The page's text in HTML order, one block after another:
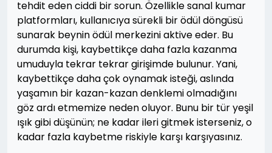
tehdit eden ciddi bir sorun. Özellikle sanal kumar
platformları, kullanıcıya sürekli bir ödül döngüsü
sunarak beynin ödül merkezini aktive eder. Bu
durumda kişi, kaybettikçe daha fazla kazanma
umuduyla tekrar tekrar girişimde bulunur. Yani,
kaybettikçe daha çok oynamak isteği, aslında
yaşamın bir kazan-kazan denklemi olmadığını
göz ardı etmemize neden oluyor. Bunu bir tür yeşil
ışık gibi düşünün; ne kadar ileri gitmek isterseniz, o
kadar fazla kaybetme riskiyle karşı karşıyasınız.